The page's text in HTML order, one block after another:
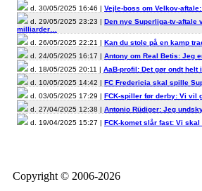
d. 30/05/2025 16:46 | Vejle-boss om Velkov-
d. 29/05/2025 23:23 | Den nye Superliga-tv-aftale
milliarder…
d. 26/05/2025 22:21 | Kan du stole på en kamp
d. 24/05/2025 16:17 | Antony om Real Betis: Jeg
d. 18/05/2025 20:11 | AaB-profil: Det gør ondt helt
d. 10/05/2025 14:42 | FC Fredericia skal spille
d. 03/05/2025 17:29 | FCK-spiller før derby: Vi vil
d. 27/04/2025 12:38 | Antonio Rüdiger: Jeg
d. 19/04/2025 15:27 | FCK-komet slår fast: Vi
Copyright © 2006-2026